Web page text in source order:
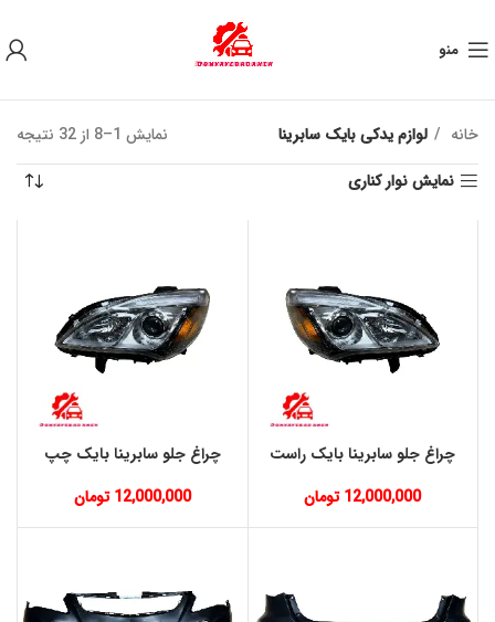
منو
خانه لوازم یدکی بایک سابرینا
نمایش 1–8 از 32 نتیجه
نمایش نوار کناری
چراغ جلو سابرینا بایک راست
12,000,000 تومان
چراغ جلو سابرینا بایک چپ
12,000,000 تومان
به علت نوسان ارز ، لطفا قبل از خرید تماس بگیرید.